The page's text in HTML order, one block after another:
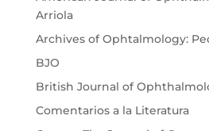
Arriola
Archives of Ophtalmology:
BJO
British Journal of
Comentarios a la Literatura